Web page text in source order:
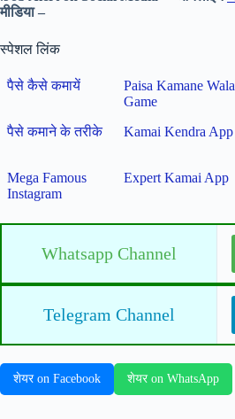
मीडिया –
स्पेशल लिंक
पैसे कैसे कमायें
Paisa Kamane Wala
Game
पैसे कमाने के तरीके
Kamai Kendra App
Mega Famous
Instagram
Expert Kamai App
Whatsapp Channel
Telegram Channel
शेयर on Facebook शेयर on WhatsApp